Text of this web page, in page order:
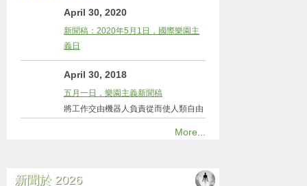
April 30, 2020
新聞稿：2020年5月1日，國際樂園主
義日
April 30, 2018
五月一日，樂園主義新聞稿
將工作交由機器人負責從而使人類自由
More...
新聞於 2026